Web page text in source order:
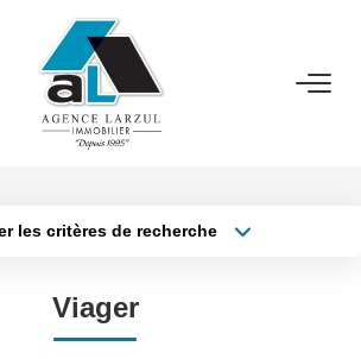
VENTES
ESTIMATION
les critères de recherche
Viager